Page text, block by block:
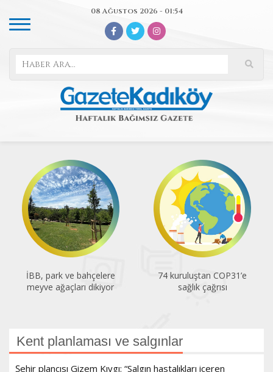
08 Ağustos 2026 - 01:54
74 kuruluştan COP31’e
sağlık çağrısı
Temiz Hava Hakkı
Platformu’ndan PM2,5
Kent planlaması ve salgınlar
Şehir plancısı Gizem Kıygı: “Salgın hastalıkları içeren